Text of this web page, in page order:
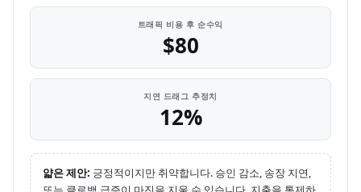
트래픽 비용 후 순수익
$80
지연 드래그 추정치
12%
얇은 제안: 긍정적이지만 취약합니다. 승인 감소, 송장 지연,